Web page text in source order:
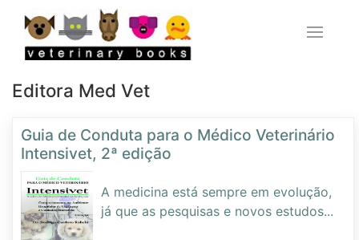
Editora Med Vet
Guia de Conduta para o Médico Veterinário
Intensivet, 2ª edição
A medicina está sempre em evolução,
já que as pesquisas e novos estudos...